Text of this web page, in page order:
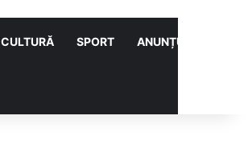
CULTURĂ SPORT ANUNȚURI